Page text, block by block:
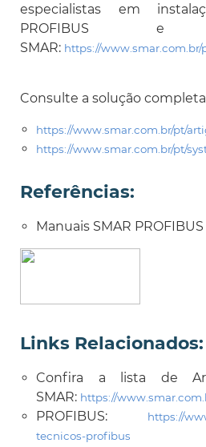
especialistas em
PROFIBUS
SMAR: https://
Consulte a solução completa
https://www.smar.com.br/pt/
https://www.smar.com.br/pt/
Referências:
Manuais SMAR PROFIBUS
Links Relacionados:
Confira a lista de
SMAR: https://
PROFIBUS:
https://
tecnicos-profibus